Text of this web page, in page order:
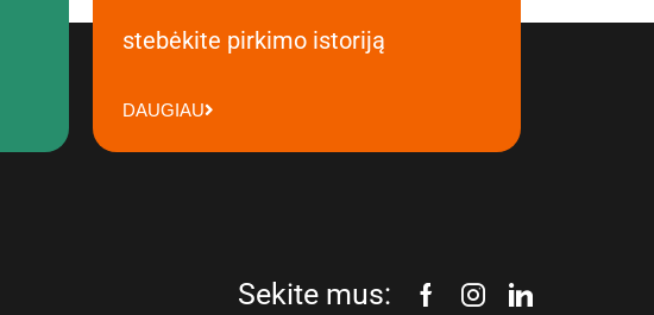
stebėkite pirkimo istoriją
DAUGIAU
Sekite mus: